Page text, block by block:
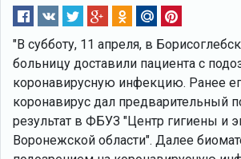
"В субботу, 11 апреля, в
больницу доставили пациента с
коронавирусную инфекцию. Ранее
коронавирус дал предварительный
результат в ФБУЗ "Центр гигиены и
Воронежской области". Далее